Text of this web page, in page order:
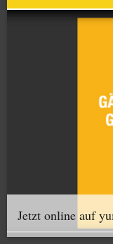
Jetzt online auf